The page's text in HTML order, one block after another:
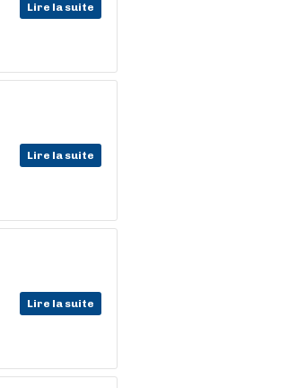
Lire la suite
Lire la suite
Lire la suite